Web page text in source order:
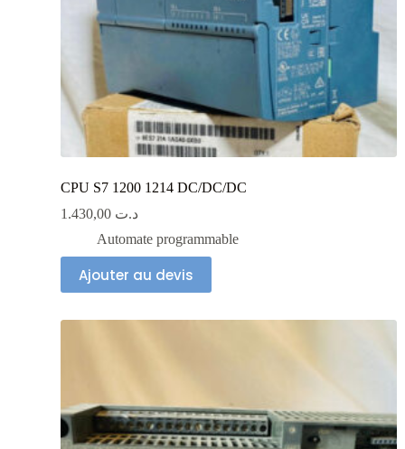
CPU S7 1200 1214 DC/DC/DC
د.ت 1.430,00
Automate programmable
Ajouter au devis